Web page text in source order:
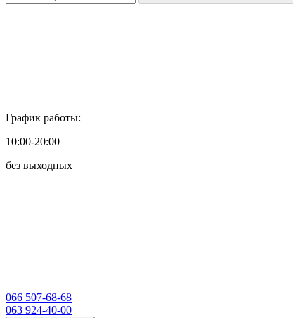
График работы:
10:00-20:00
без выходных
066 507-68-68
063 924-40-00